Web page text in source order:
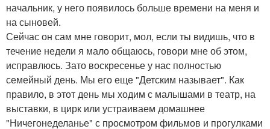
начальник, у него появилось больше времени на меня и
на сыновей.
Сейчас он сам мне говорит, мол, если ты видишь, что в
течение недели я мало общаюсь, говори мне об этом,
исправлюсь. Зато воскресенье у нас полностью
семейный день. Мы его еще "Детским называет". Как
правило, в этот день мы ходим с малышами в театр, на
выставки, в цирк или устраиваем домашнее
"Ничегонеделанье" с просмотром фильмов и прогулками